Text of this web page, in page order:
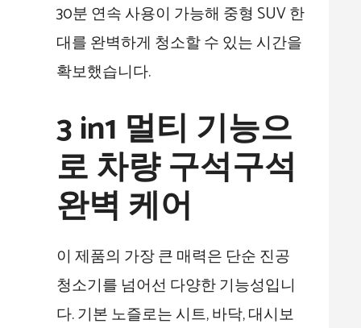
30분 연속 사용이 가능해 중형 SUV 한
대를 완벽하게 청소할 수 있는 시간을
확보했습니다.
3 in1 멀티 기능으
로 차량 구석구석
완벽 케어
이 제품의 가장 큰 매력은 단순 진공
청소기를 넘어선 다양한 기능성입니
다. 기본 노즐로는 시트, 바닥, 대시보